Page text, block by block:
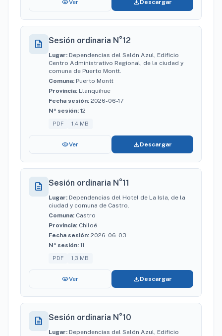
visibilityVer download Descargar
description Sesión ordinaria N°12
Lugar: Dependencias del Salón Azul, Edificio
Centro Administrativo Regional, de la ciudad y
comuna de Puerto Montt.
Comuna: Puerto Montt
Provincia: Llanquihue
Fecha sesión: 2026-06-17
Nº sesión: 12
PDF 1,4 MB
visibilityVer download Descargar
description Sesión ordinaria N°11
Lugar: Dependencias del Hotel de La Isla, de la
ciudad y comuna de Castro.
Comuna: Castro
Provincia: Chiloé
Fecha sesión: 2026-06-03
Nº sesión: 11
PDF 1,3 MB
visibilityVer download Descargar
description Sesión ordinaria N°10
Lugar: Dependencias del Salón Azul, Edificio